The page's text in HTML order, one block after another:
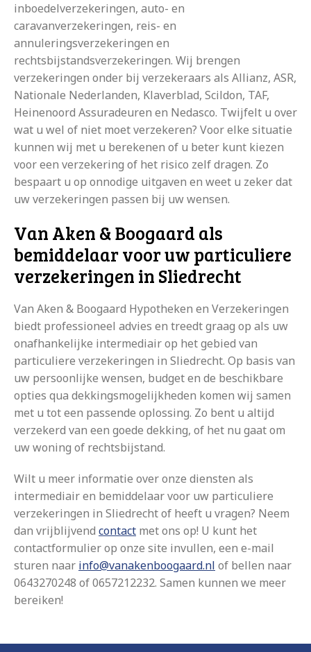
inboedelverzekeringen, auto- en
caravanverzekeringen, reis- en
annuleringsverzekeringen en
rechtsbijstandsverzekeringen. Wij brengen
verzekeringen onder bij verzekeraars als Allianz, ASR,
Nationale Nederlanden, Klaverblad, Scildon, TAF,
Heinenoord Assuradeuren en Nedasco. Twijfelt u over
wat u wel of niet moet verzekeren? Voor elke situatie
kunnen wij met u berekenen of u beter kunt kiezen
voor een verzekering of het risico zelf dragen. Zo
bespaart u op onnodige uitgaven en weet u zeker dat
uw verzekeringen passen bij uw wensen.
Van Aken & Boogaard als
bemiddelaar voor uw particuliere
verzekeringen in Sliedrecht
Van Aken & Boogaard Hypotheken en Verzekeringen
biedt professioneel advies en treedt graag op als uw
onafhankelijke intermediair op het gebied van
particuliere verzekeringen in Sliedrecht. Op basis van
uw persoonlijke wensen, budget en de beschikbare
opties qua dekkingsmogelijkheden komen wij samen
met u tot een passende oplossing. Zo bent u altijd
verzekerd van een goede dekking, of het nu gaat om
uw woning of rechtsbijstand.
Wilt u meer informatie over onze diensten als
intermediair en bemiddelaar voor uw particuliere
verzekeringen in Sliedrecht of heeft u vragen? Neem
dan vrijblijvend contact met ons op! U kunt het
contactformulier op onze site invullen, een e-mail
sturen naar info@vanakenboogaard.nl of bellen naar
0643270248 of 0657212232. Samen kunnen we meer
bereiken!